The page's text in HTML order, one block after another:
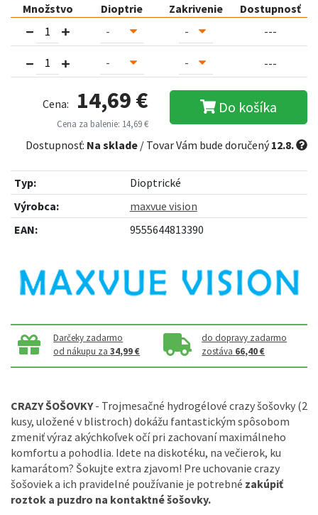
Množstvo Dioptrie Zakrivenie
Dostupnosť
---
---
Cena: 14,69 €
Cena za balenie: 14,69 €
Do košíka
Dostupnosť: Na sklade / Tovar Vám bude doručený12.8.
Typ:
Dioptrické
Výrobca:
maxvue vision
EAN:
9555644813390
Darčeky zadarmo
od nákupu za34,99 €
do dopravy zadarmo
zostáva 66,40 €
CRAZY ŠOŠOVKY- Trojmesačné hydrogélové crazy šošovky (2
kusy, uložené v blistroch) dokážu fantastickým spôsobom
zmeniť výraz akýchkoľvek očí pri zachovaní maximálneho
komfortu a pohodlia. Idete na diskotéku, na večierok, ku
kamarátom? Šokujte extra zjavom! Pre uchovanie crazy
šošoviek a ich pravidelné používanie je potrebné zakúpiť
roztok a puzdro na kontaktné šošovky.